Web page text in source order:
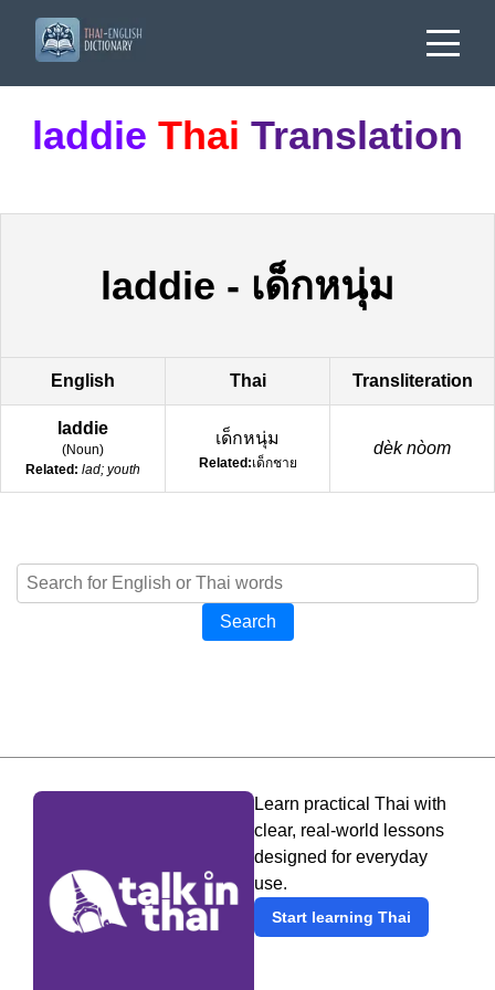
laddie Thai Translation
laddie - เด็กหนุ่ม
English Thai Transliteration
laddie
(Noun)
Related: lad; youth
เด็กหนุ่ม
Related:เด็กชาย
dèk nòom
Search
Learn practical Thai with
clear, real-world lessons
designed for everyday
use.
Start learning Thai